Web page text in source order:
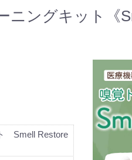
ニングキット《
Smell Restore